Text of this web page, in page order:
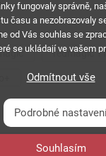
redmagic
m.redmagic.com
fungovaly správně,
času a nezobrazovaly
od Vás souhlas se
se ukládají ve vašem
Odmítnout vše
Podrobné
Souhlasím